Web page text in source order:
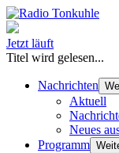
Jetzt läuft
Titel wird gelesen...
Nachrichten
Aktuell
Neues
Programm